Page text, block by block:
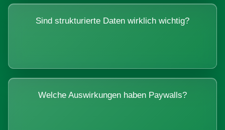
Sind strukturierte Daten wirklich wichtig?
Welche Auswirkungen haben Paywalls?